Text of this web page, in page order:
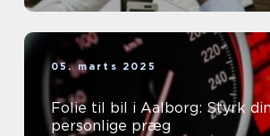
05. marts 2025
Folie til bil i Aalborg: Styrk
personlige præg